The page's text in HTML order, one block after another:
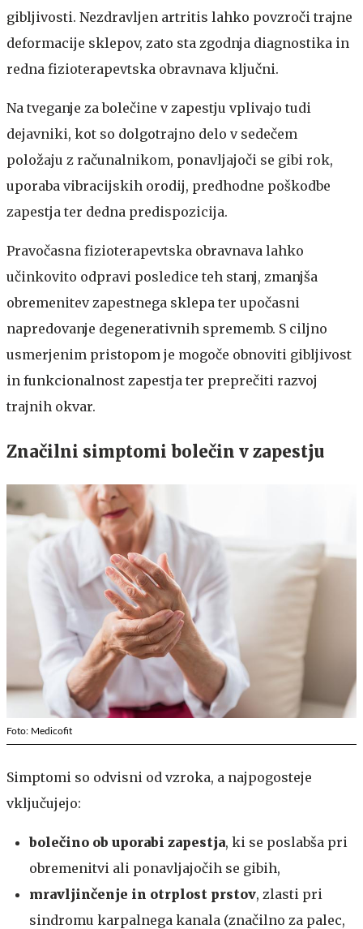
gibljivosti. Nezdravljen artritis lahko povzroči trajne
deformacije sklepov, zato sta zgodnja diagnostika in
redna fizioterapevtska obravnava ključni.​​​
​​Na tveganje za bolečine v zapestju vplivajo tudi
dejavniki, kot so dolgotrajno delo v sedečem
položaju z računalnikom, ponavljajoči se gibi rok,
uporaba vibracijskih orodij, predhodne poškodbe
zapestja ter dedna predispozicija.​
​​Pravočasna fizioterapevtska obravnava lahko
učinkovito odpravi posledice teh stanj, zmanjša
obremenitev zapestnega sklepa ter upočasni
napredovanje degenerativnih sprememb. S ciljno
usmerjenim pristopom je mogoče obnoviti gibljivost
in funkcionalnost zapestja ter preprečiti razvoj
trajnih okvar.​​​​​ ​​
​​Značilni simptomi bolečin v zapestju​​​
Foto: Medicofit
Simptomi so odvisni od vzroka, a najpogosteje
vključujejo:
bolečino ob uporabi zapestja, ki se poslabša pri
obremenitvi ali ponavljajočih se gibih,
mravljinčenje in otrplost prstov, zlasti pri
sindromu karpalnega kanala (značilno za palec,